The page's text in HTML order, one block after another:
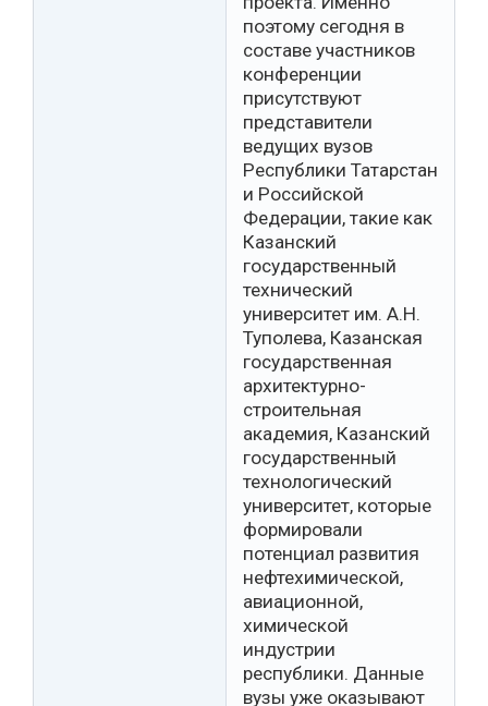
поэтому сегодня в
составе участников
конференции
присутствуют
представители
ведущих вузов
Республики Татарстан
и Российской
Федерации, такие как
Казанский
государственный
технический
университет им. А.Н.
Туполева, Казанская
государственная
архитектурно-
строительная
академия, Казанский
государственный
технологический
университет, которые
формировали
потенциал развития
нефтехимической,
авиационной,
химической
индустрии
республики. Данные
вузы уже оказывают